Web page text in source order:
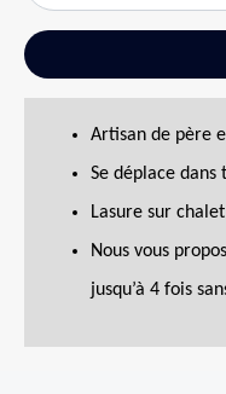
Artisan de père
Se déplace
Lasure sur chalet
Nous vous
jusqu’à 4 fois